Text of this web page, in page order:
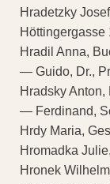
Hradetzky
Höttingergasse
Hradil Anna,
— Guido, Dr.,
Hradsky
— Ferdinand,
Hrdy Maria,
Hromadka
Hronek